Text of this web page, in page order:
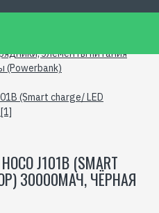
элементы питания
(Powerbank)
(Smart charge/ LED
J101B (SMART
30000МАЧ, ЧЁРНАЯ